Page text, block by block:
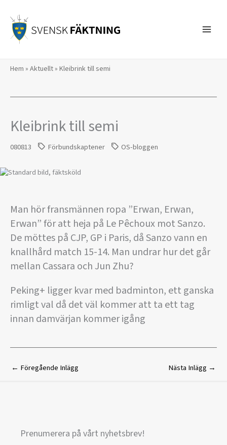
innehåll
Hem » Aktuellt» Kleibrink till semi
Kleibrink till semi
080813 Förbundskaptener OS-bloggen
Man hör fransmännen ropa ”Erwan, Erwan,
Erwan” för att heja på Le Pêchoux mot Sanzo.
De möttes på CJP, GP i Paris, då Sanzo vann en
knallhård match 15-14. Man undrar hur det går
mellan Cassara och Jun Zhu?
Peking+ ligger kvar med badminton, ett ganska
rimligt val då det väl kommer att ta ett tag
innan damvärjan kommer igång
← Föregående Inlägg Nästa Inlägg →
Prenumerera på vårt nyhetsbrev!